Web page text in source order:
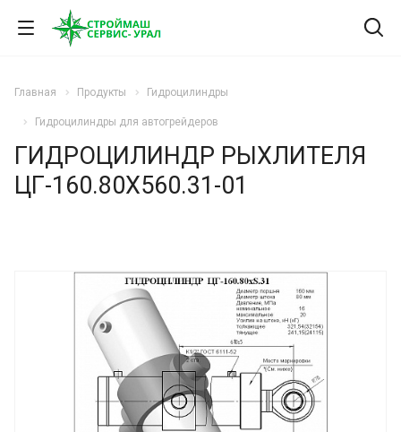
Главная Продукты Гидроцилиндры
Гидроцилиндры для автогрейдеров
ГИДРОЦИЛИНДР РЫХЛИТЕЛЯ
ЦГ-160.80Х560.31-01